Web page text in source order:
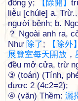
đồng ý;
【 除開 】
liễu [chúle] a.
người bệnh; b.
？ Ngoài anh ra,
Như 除了; 【 除外】
展覽室每天開放 ，
đều mở cửa, trừ
③ (toán) (Tính,
được 2 (4c2=2);
④ (văn) Thềm: 灑